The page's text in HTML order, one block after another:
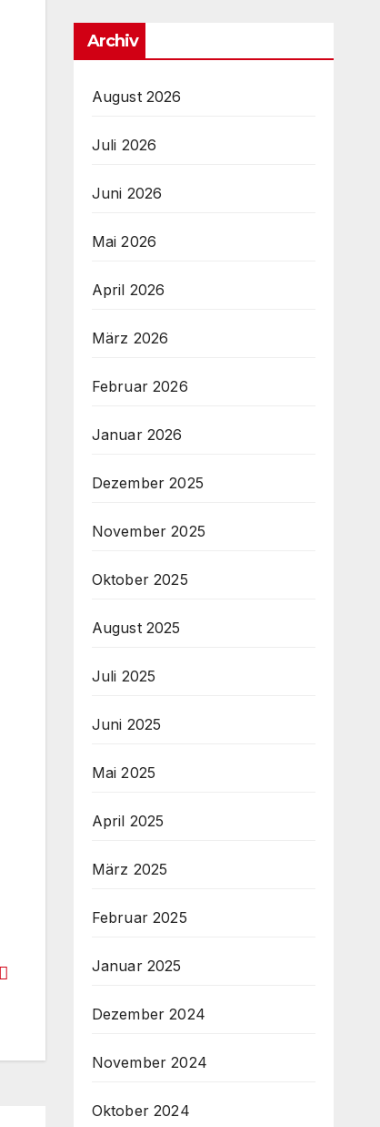
Archiv
August 2026
Juli 2026
Juni 2026
Mai 2026
April 2026
März 2026
Februar 2026
Januar 2026
Dezember 2025
November 2025
Oktober 2025
August 2025
Juli 2025
Juni 2025
Mai 2025
April 2025
März 2025
Februar 2025
Januar 2025
Dezember 2024
November 2024
Oktober 2024